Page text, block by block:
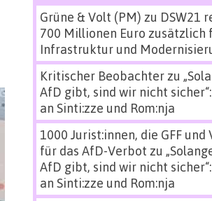
Grüne & Volt (PM) zu DSW21
700 Millionen Euro zusätzlich
Infrastruktur und
Kritischer Beobachterzu
AfD gibt, sind wir nicht
an Sinti:zze und Rom:nja
1000 Jurist:innen, die GFF und
für das AfD-Verbot zu
AfD gibt, sind wir nicht
an Sinti:zze und Rom:nja